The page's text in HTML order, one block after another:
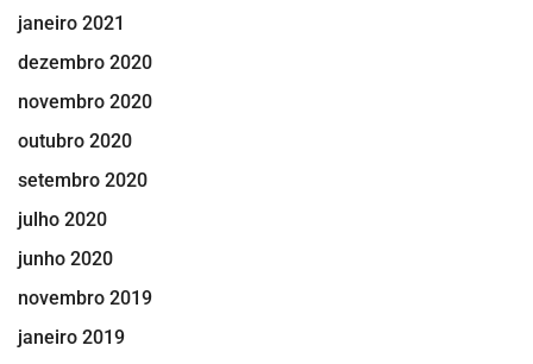
janeiro 2021
dezembro 2020
novembro 2020
outubro 2020
setembro 2020
julho 2020
junho 2020
novembro 2019
janeiro 2019